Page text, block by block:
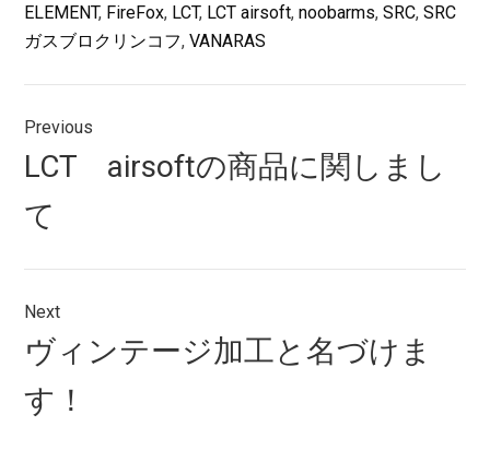
ELEMENT, FireFox, LCT, LCT airsoft,noobarms,SRC,SRC
ガスブロクリンコフ,VANARAS
投
稿
ナ
ビ
ゲ
ー
シ
ョ
Previous
Previous
post:
LCT airsoftの商品に関しまし
て
Next
Next
post:
ヴィンテージ加工と名づけま
す！